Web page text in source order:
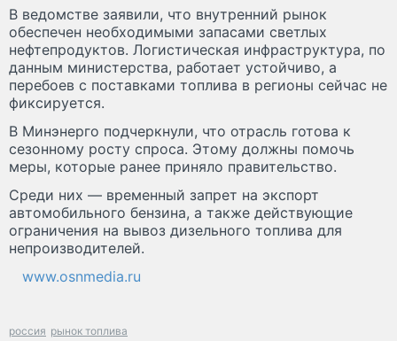
В ведомстве заявили, что внутренний рынок
обеспечен необходимыми запасами светлых
нефтепродуктов. Логистическая инфраструктура, по
данным министерства, работает устойчиво, а
перебоев с поставками топлива в регионы сейчас не
фиксируется.
В Минэнерго подчеркнули, что отрасль готова к
сезонному росту спроса. Этому должны помочь
меры, которые ранее приняло правительство.
Среди них — временный запрет на экспорт
автомобильного бензина, а также действующие
ограничения на вывоз дизельного топлива для
непроизводителей.
www.osnmedia.ru
россия рынок топлива